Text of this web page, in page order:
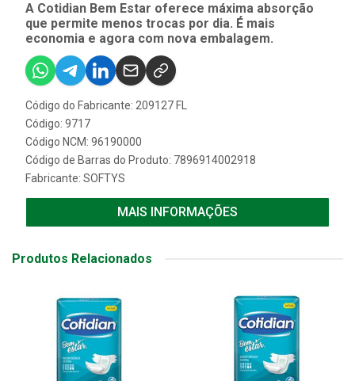
A Cotidian Bem Estar oferece máxima absorção
que permite menos trocas por dia. É mais
economia e agora com nova embalagem.
Código do Fabricante: 209127 FL
Código: 9717
Código NCM: 96190000
Código de Barras do Produto: 7896914002918
Fabricante: SOFTYS
MAIS INFORMAÇÕES
Produtos Relacionados